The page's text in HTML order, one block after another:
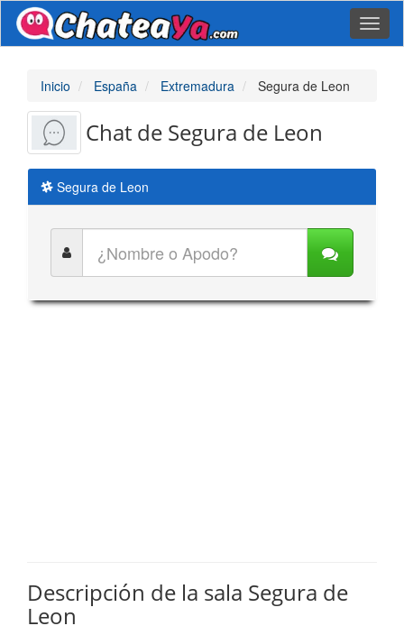
Inicio España Extremadura Segura de Leon
Chat de Segura de Leon
Segura de Leon
Descripción de la sala Segura de
Leon